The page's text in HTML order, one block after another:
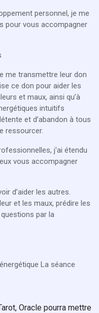
personnel, je me
pour vous accompagner
me transmettre leur don
ce don pour aider les
et maux, ainsi qu’à
intuitifs
et d’abandon à tous
ressourcer.
j'ai étendu
vous accompagner
d’aider les autres.
et les maux, prédire les
par la
La séance
Oracle pourra mettre